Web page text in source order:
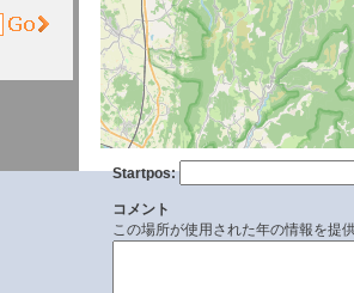
Startpos:
コメント
この場所が使用された年の情報を提